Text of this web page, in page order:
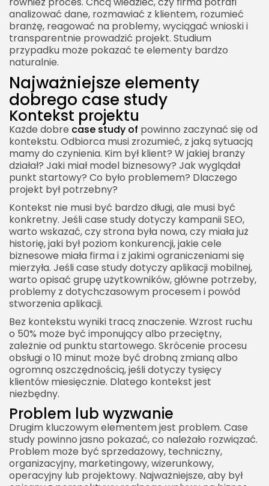
analizować dane, rozmawiać z klientem, rozumieć
branżę, reagować na problemy, wyciągać wnioski i
transparentnie prowadzić projekt. Studium
przypadku może pokazać te elementy bardzo
naturalnie.
Najważniejsze elementy
dobrego case study
Kontekst projektu
Każde dobre case study of powinno zaczynać się od
kontekstu. Odbiorca musi zrozumieć, z jaką sytuacją
mamy do czynienia. Kim był klient? W jakiej branży
działał? Jaki miał model biznesowy? Jak wyglądał
punkt startowy? Co było problemem? Dlaczego
projekt był potrzebny?
Kontekst nie musi być bardzo długi, ale musi być
konkretny. Jeśli case study dotyczy kampanii SEO,
warto wskazać, czy strona była nowa, czy miała już
historię, jaki był poziom konkurencji, jakie cele
biznesowe miała firma i z jakimi ograniczeniami się
mierzyła. Jeśli case study dotyczy aplikacji mobilnej,
warto opisać grupę użytkowników, główne potrzeby,
problemy z dotychczasowym procesem i powód
stworzenia aplikacji.
Bez kontekstu wyniki tracą znaczenie. Wzrost ruchu
o 50% może być imponujący albo przeciętny,
zależnie od punktu startowego. Skrócenie procesu
obsługi o 10 minut może być drobną zmianą albo
ogromną oszczędnością, jeśli dotyczy tysięcy
klientów miesięcznie. Dlatego kontekst jest
niezbędny.
Problem lub wyzwanie
Drugim kluczowym elementem jest problem. Case
study powinno jasno pokazać, co należało rozwiązać.
Problem może być sprzedażowy, techniczny,
organizacyjny, marketingowy, wizerunkowy,
operacyjny lub projektowy. Najważniejsze, aby był
Wartość dla czytelnika
Case study of a project
Projekt jako historia decyzji
Rola zespołu
Case study of success
Sukces jako rezultat procesu
Ostrożność wobec zbyt idealnych historii
Case study of failure
Dlaczego porażki są wartościowe
Jak pisać o porażce
Case study of customer experience
Doświadczenie klienta jako temat analizy
Połączenie emocji i danych
Case study of digital transformation
Transformacja cyfrowa w praktyce
Wyzwania transformacji
Case study of brand strategy
Strategia marki jako proces
Znaczenie narracji
Case study of product launch
Wprowadzenie produktu na rynek
Premiera jako początek, nie koniec
Case study of rebranding
Rebranding jako zmiana strategiczna
Efekty rebrandingu